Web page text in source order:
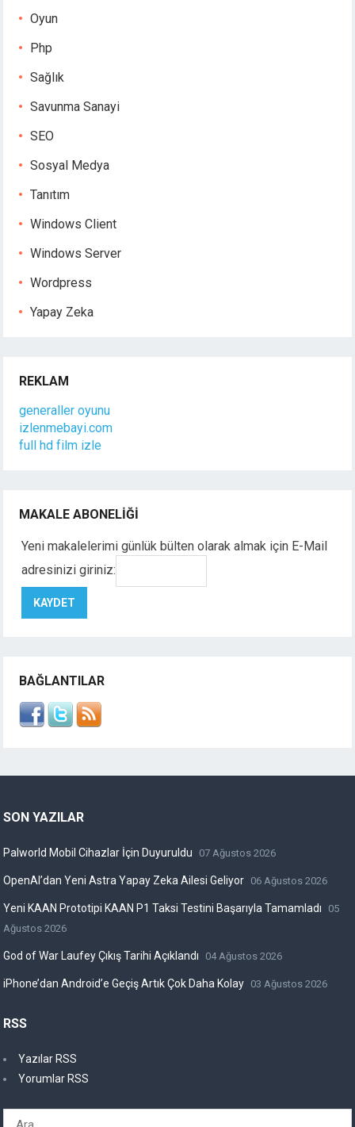
Oyun
Php
Sağlık
Savunma Sanayi
SEO
Sosyal Medya
Tanıtım
Windows Client
Windows Server
Wordpress
Yapay Zeka
REKLAM
generaller oyunu
izlenmebayi.com
full hd film izle
MAKALE ABONELIĞI
Yeni makalelerimi günlük bülten olarak almak için E-Mail
adresinizi giriniz:
BAĞLANTILAR
SON YAZILAR
Palworld Mobil Cihazlar İçin Duyuruldu 07 Ağustos 2026
OpenAI’dan Yeni Astra Yapay Zeka Ailesi Geliyor 06 Ağustos 2026
Yeni KAAN Prototipi KAAN P1 Taksi Testini Başarıyla Tamamladı
05
Ağustos 2026
God of War Laufey Çıkış Tarihi Açıklandı 04 Ağustos 2026
iPhone’dan Android’e Geçiş Artık Çok Daha Kolay 03 Ağustos 2026
RSS
Yazılar RSS
Yorumlar RSS
Arama: